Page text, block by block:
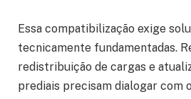
Essa compatibilização exige
tecnicamente fundamentadas.
redistribuição de cargas e
prediais precisam dialogar com